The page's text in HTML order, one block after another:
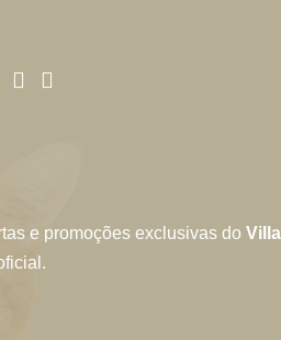
e promoções exclusivas do